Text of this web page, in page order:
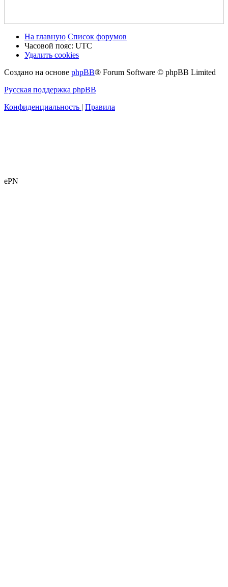
На главную Список форумов
Часовой пояс: UTC
Удалить cookies
Создано на основе phpBB® Forum Software © phpBB Limited
Русская поддержка phpBB
Конфиденциальность | Правила
ePN